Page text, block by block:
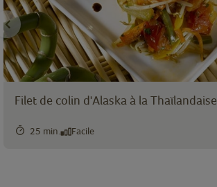
Filet de colin d'Alaska à la Thaïlandaise
25 min. Facile